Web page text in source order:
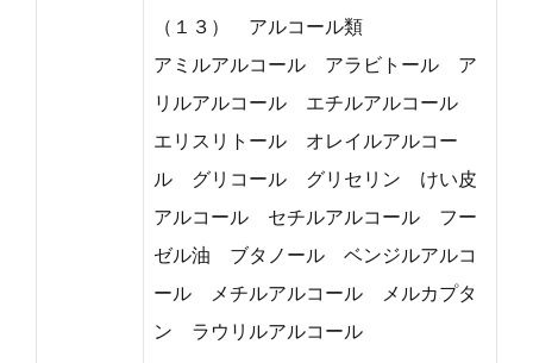
（１３） アルコール類
アミルアルコール アラビトール ア
リルアルコール エチルアルコール
エリスリトール オレイルアルコー
ル グリコール グリセリン けい皮
アルコール セチルアルコール フー
ゼル油 ブタノール ベンジルアルコ
ール メチルアルコール メルカプタ
ン ラウリルアルコール